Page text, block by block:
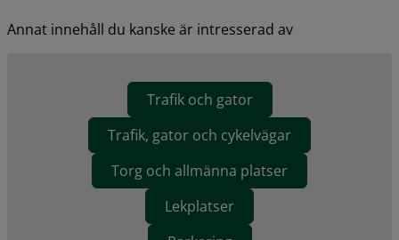
Annat innehåll du kanske är intresserad av
Trafik och gator
Trafik, gator och cykelvägar
Torg och allmänna platser
Lekplatser